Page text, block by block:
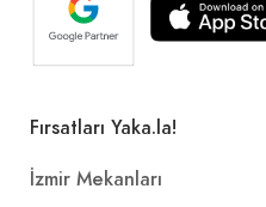
Fırsatları Yaka.la!
İzmir Mekanları